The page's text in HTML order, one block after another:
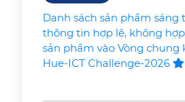
Danh sách sản phẩm sáng
thông tin hợp lệ, không
sản phẩm vào Vòng chung
Hue-ICT Challenge-2026